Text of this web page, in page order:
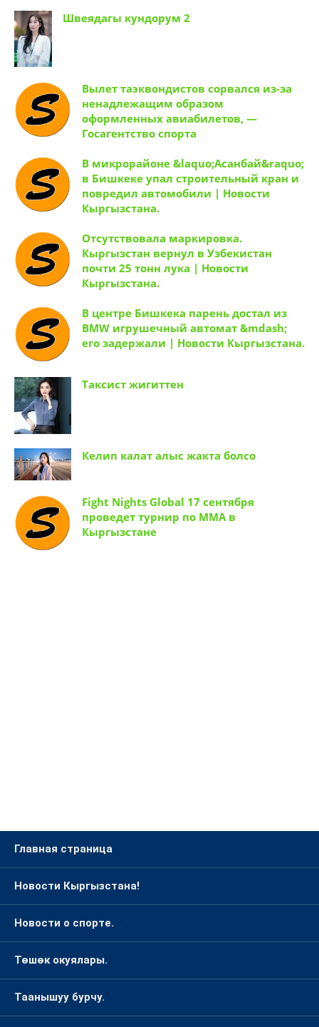
Швеядагы кундорум 2
Вылет таэквондистов сорвался из-за
ненадлежащим образом
оформленных авиабилетов, —
Госагентство спорта
В микрорайоне &laquo;Асанбай&raquo;
в Бишкеке упал строительный кран и
повредил автомобили | Новости
Кыргызстана.
Отсутствовала маркировка.
Кыргызстан вернул в Узбекистан
почти 25 тонн лука | Новости
Кыргызстана.
В центре Бишкека парень достал из
BMW игрушечный автомат &mdash;
его задержали | Новости Кыргызстана.
Таксист жигиттен
Келип калат алыс жакта болсо
Fight Nights Global 17 сентября
проведет турнир по ММА в
Кыргызстане
Главная страница
Новости Кыргызстана!
Новости о спорте.
Төшөк окуялары.
Таанышуу бурчу.